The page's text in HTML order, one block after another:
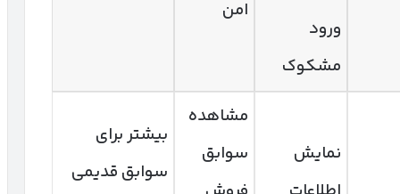
ورود
مشکوک
امن
نمایش
مشاهده
سوابق
بیشتر برای
سوابق قدیمی